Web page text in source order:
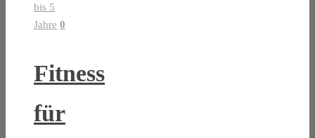
bis 5
Jahre 0
Fitness
für